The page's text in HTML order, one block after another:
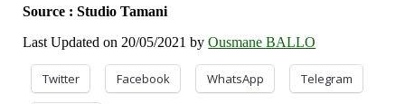
Source : Studio Tamani
Last Updated on 20/05/2021 byOusmane BALLO
Twitter Facebook WhatsApp Telegram